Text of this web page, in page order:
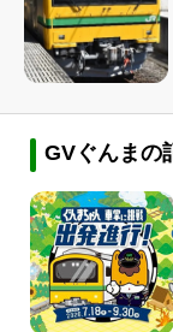
GVぐんまの